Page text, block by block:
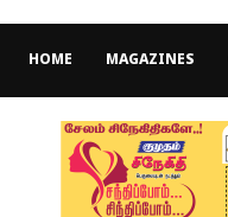
HOME MAGAZINES